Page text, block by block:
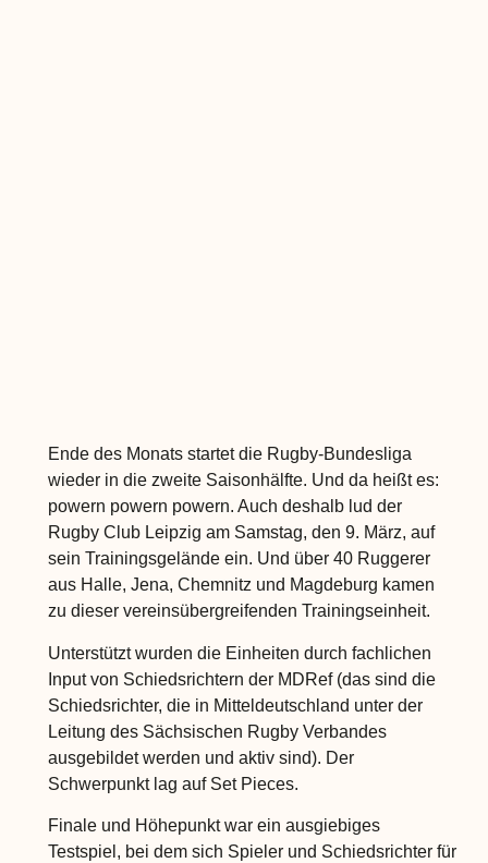
Ende des Monats startet die Rugby-Bundesliga
wieder in die zweite Saisonhälfte. Und da heißt es:
powern powern powern. Auch deshalb lud der
Rugby Club Leipzig am Samstag, den 9. März, auf
sein Trainingsgelände ein. Und über 40 Ruggerer
aus Halle, Jena, Chemnitz und Magdeburg kamen
zu dieser vereinsübergreifenden Trainingseinheit.
Unterstützt wurden die Einheiten durch fachlichen
Input von Schiedsrichtern der MDRef (das sind die
Schiedsrichter, die in Mitteldeutschland unter der
Leitung des Sächsischen Rugby Verbandes
ausgebildet werden und aktiv sind). Der
Schwerpunkt lag auf Set Pieces.
Finale und Höhepunkt war ein ausgiebiges
Testspiel, bei dem sich Spieler und Schiedsrichter für